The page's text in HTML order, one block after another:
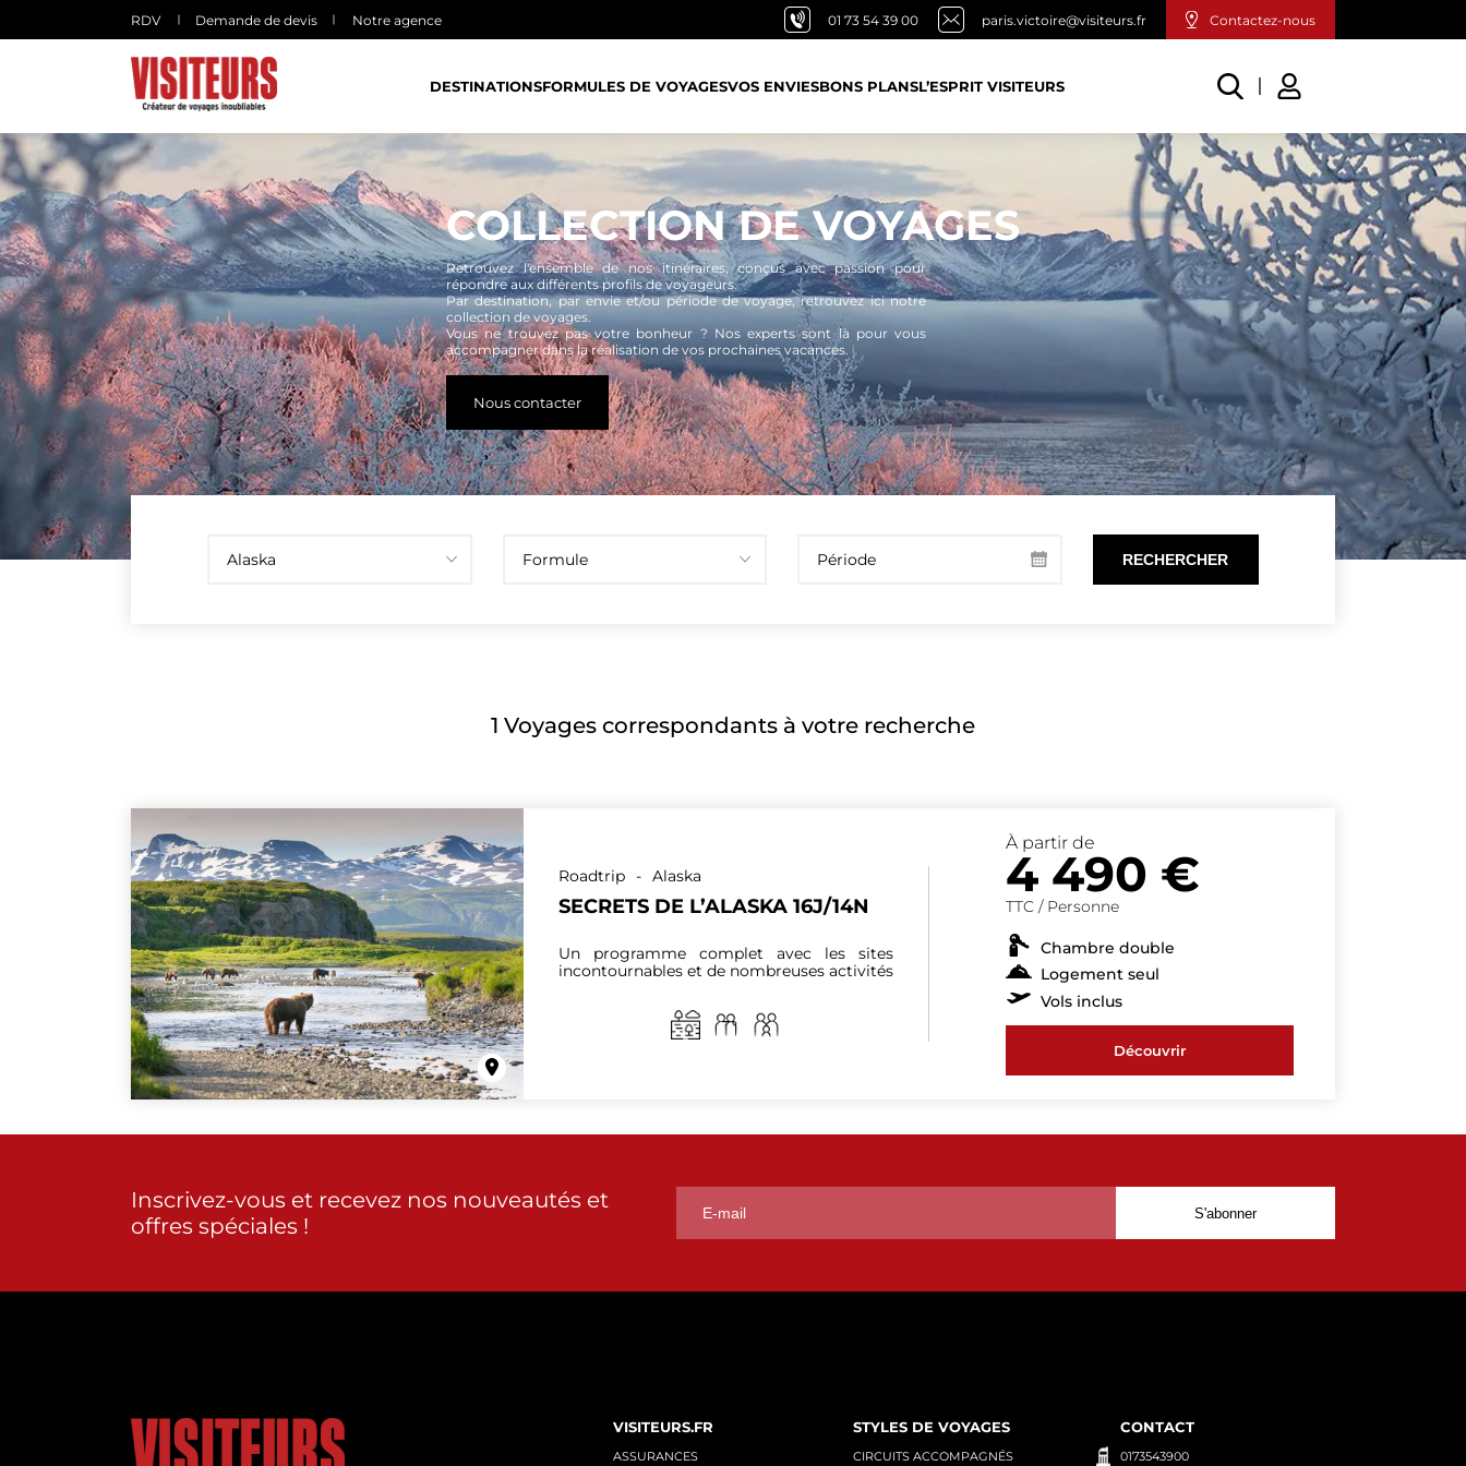
RDV Demande de devis Notre agence 01 73 54 39 00 paris.victoire@visiteurs.fr Contactez-nous
DESTINATIONSFORMULES DE VOYAGESVOS ENVIESBONS PLANSL’ESPRIT VISITEURS
COLLECTION DE VOYAGES
Retrouvez l'ensemble de nos itinéraires, conçus avec passion pour
répondre aux différents profils de voyageurs.
Par destination, par envie et/ou période de voyage, retrouvez ici notre
collection de voyages.
Vous ne trouvez pas votre bonheur ? Nos experts sont là pour vous
accompagner dans la réalisation de vos prochaines vacances.
Nous contacter
1 Voyages correspondants à votre recherche
Roadtrip - Alaska
SECRETS DE L’ALASKA 16J/14N
Un programme complet avec les sites
incontournables et de nombreuses activités
À partir de
4 490 €
TTC / Personne
Chambre double
Logement seul
Vols inclus
Découvrir
Inscrivez-vous et recevez nos nouveautés et
offres spéciales !
VISITEURS.FR
ASSURANCES
STYLES DE VOYAGES
CIRCUITS ACCOMPAGNÉS
CONTACT
0173543900
Panneau de gestion des cookies